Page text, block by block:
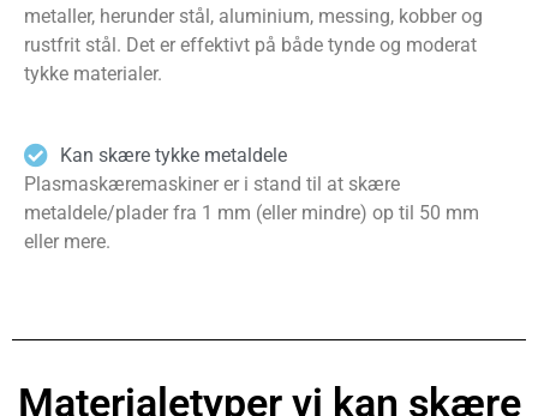
metaller, herunder stål, aluminium, messing, kobber og
rustfrit stål. Det er effektivt på både tynde og moderat
tykke materialer.
Kan skære tykke metaldele
Plasmaskæremaskiner er i stand til at skære
metaldele/plader fra 1 mm (eller mindre) op til 50 mm
eller mere.
Materialetyper vi kan skære